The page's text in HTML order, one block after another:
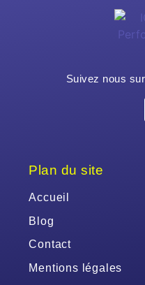
Suivez nous
Plan du site
Accueil
Blog
Contact
Mentions légales